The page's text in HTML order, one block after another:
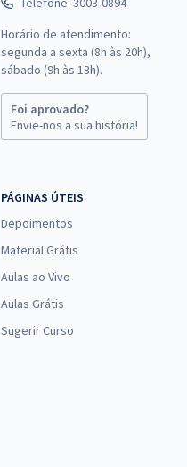
Horário de atendimento:
segunda a sexta (8h às 20h),
sábado (9h às 13h).
Foi aprovado?
Envie-nos a sua história!
PÁGINAS ÚTEIS
Depoimentos
Material Grátis
Aulas ao Vivo
Aulas Grátis
Sugerir Curso